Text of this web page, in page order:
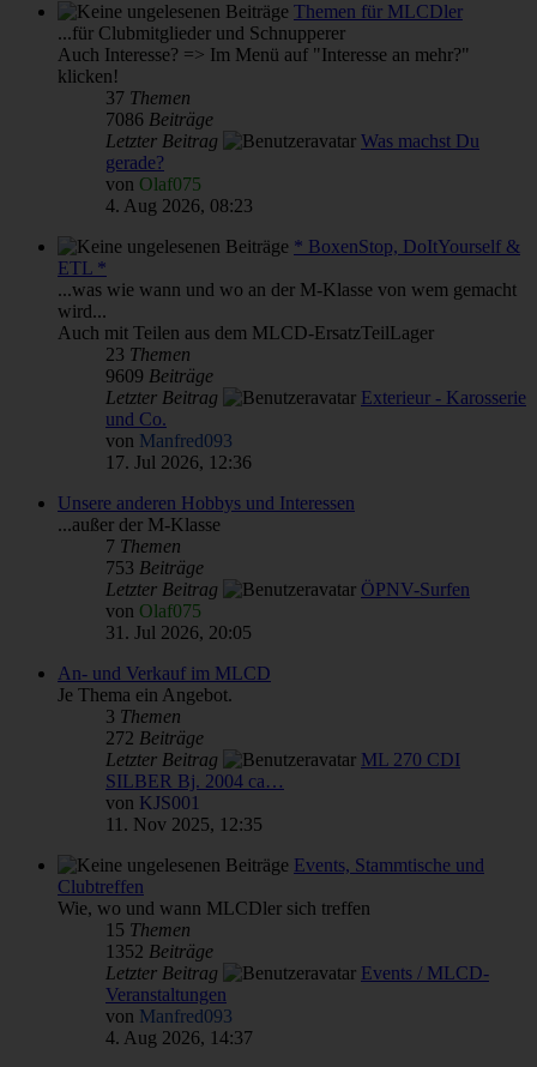
Themen für MLCDler
...für Clubmitglieder und Schnupperer
Auch Interesse? => Im Menü auf "Interesse an mehr?"
klicken!
37 Themen
7086 Beiträge
Letzter Beitrag
Was machst Du
gerade?
von Olaf075
4. Aug 2026, 08:23
* BoxenStop, DoItYourself &
ETL *
...was wie wann und wo an der M-Klasse von wem gemacht
wird...
Auch mit Teilen aus dem MLCD-ErsatzTeilLager
23 Themen
9609 Beiträge
Letzter Beitrag
Exterieur - Karosserie
und Co.
von Manfred093
17. Jul 2026, 12:36
Unsere anderen Hobbys und Interessen
...außer der M-Klasse
7 Themen
753 Beiträge
Letzter Beitrag
ÖPNV-Surfen
von Olaf075
31. Jul 2026, 20:05
An- und Verkauf im MLCD
Je Thema ein Angebot.
3 Themen
272 Beiträge
Letzter Beitrag
ML 270 CDI
SILBER Bj. 2004 ca…
von KJS001
11. Nov 2025, 12:35
Events, Stammtische und
Clubtreffen
Wie, wo und wann MLCDler sich treffen
15 Themen
1352 Beiträge
Letzter Beitrag
Events / MLCD-
Veranstaltungen
von Manfred093
4. Aug 2026, 14:37